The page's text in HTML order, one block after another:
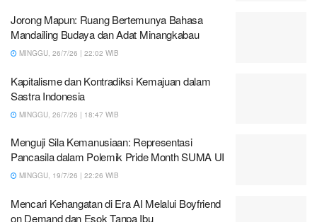
Jorong Mapun: Ruang Bertemunya Bahasa
Mandailing Budaya dan Adat Minangkabau
MINGGU, 26/7/26 | 22:02 WIB
Kapitalisme dan Kontradiksi Kemajuan dalam
Sastra Indonesia
MINGGU, 26/7/26 | 18:47 WIB
Menguji Sila Kemanusiaan: Representasi
Pancasila dalam Polemik Pride Month SUMA UI
MINGGU, 19/7/26 | 22:26 WIB
Mencari Kehangatan di Era AI Melalui Boyfriend
on Demand dan Esok Tanpa Ibu